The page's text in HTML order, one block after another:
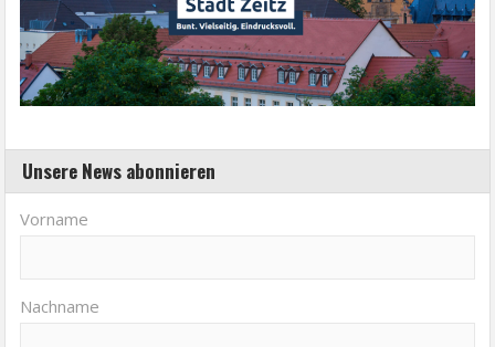
Unsere News abonnieren
Vorname
Nachname